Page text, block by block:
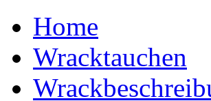
Home
Wracktauchen